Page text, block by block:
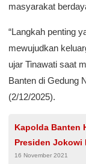
masyarakat
“Langkah penting
mewujudkan
ujar Tinawati saat
Banten di Gedung
(2/12/2025).
Kapolda Banten
Presiden Jokowi
Serang-
16 November 2021